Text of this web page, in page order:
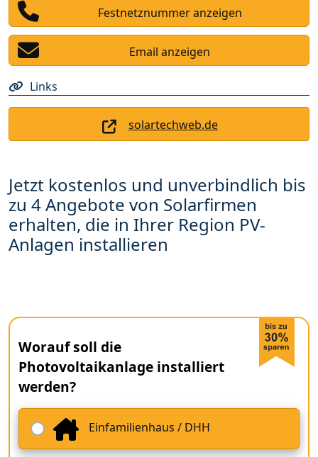
Festnetznummer anzeigen
Email anzeigen
Links
solartechweb.de
Jetzt kostenlos und unverbindlich bis
zu 4 Angebote von Solarfirmen
erhalten, die in Ihrer Region PV-
Anlagen installieren
Worauf soll die
Photovoltaikanlage installiert
werden?
Einfamilienhaus / DHH